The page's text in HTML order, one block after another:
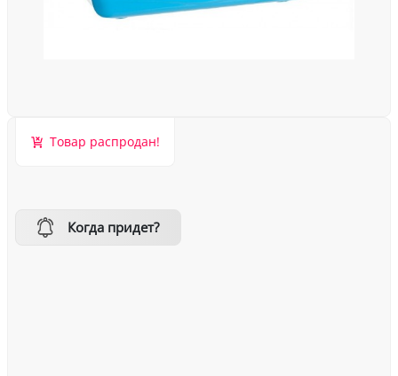
Товар распродан!
Когда придет?